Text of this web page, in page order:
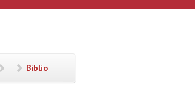
Biblio